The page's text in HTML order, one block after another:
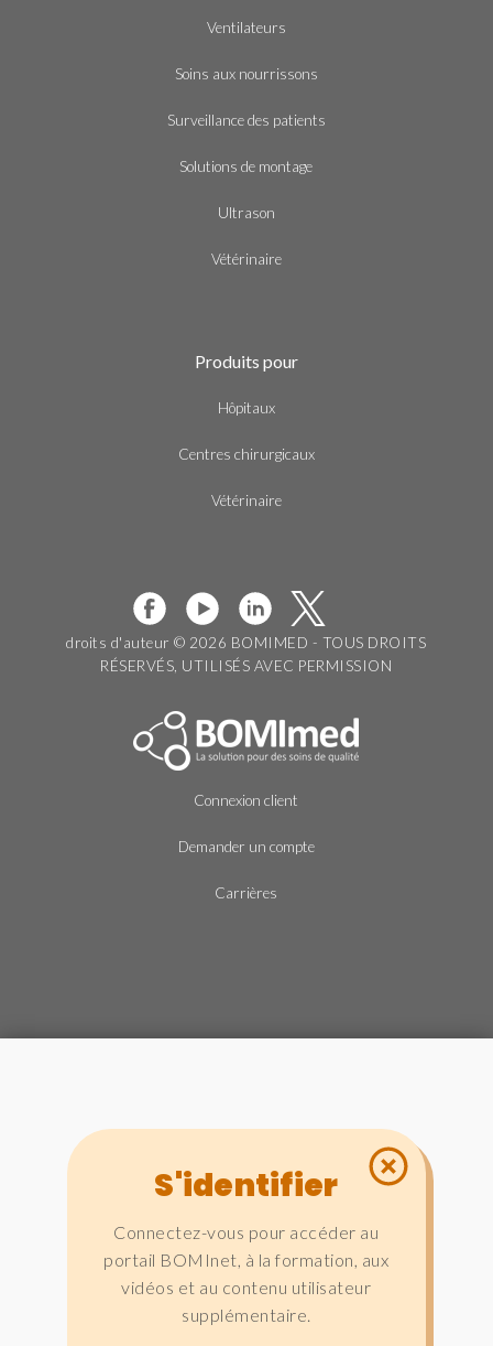
Ventilateurs
Soins aux nourrissons
Surveillance des patients
Solutions de montage
Ultrason
Vétérinaire
Produits pour
Hôpitaux
Centres chirurgicaux
Vétérinaire
droits d'auteur © 2026 BOMIMED - TOUS DROITS
RÉSERVÉS, UTILISÉS AVEC PERMISSION
Connexion client
Demander un compte
Carrières
S'identifier
Connectez-vous pour accéder au
portail BOMInet, à la formation, aux
vidéos et au contenu utilisateur
supplémentaire.